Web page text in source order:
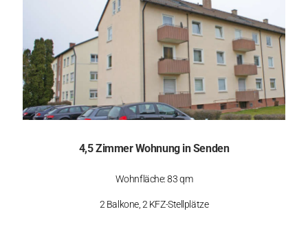
4,5 Zimmer Wohnung in Senden
Wohnfläche: 83 qm
2 Balkone, 2 KFZ-Stellplätze